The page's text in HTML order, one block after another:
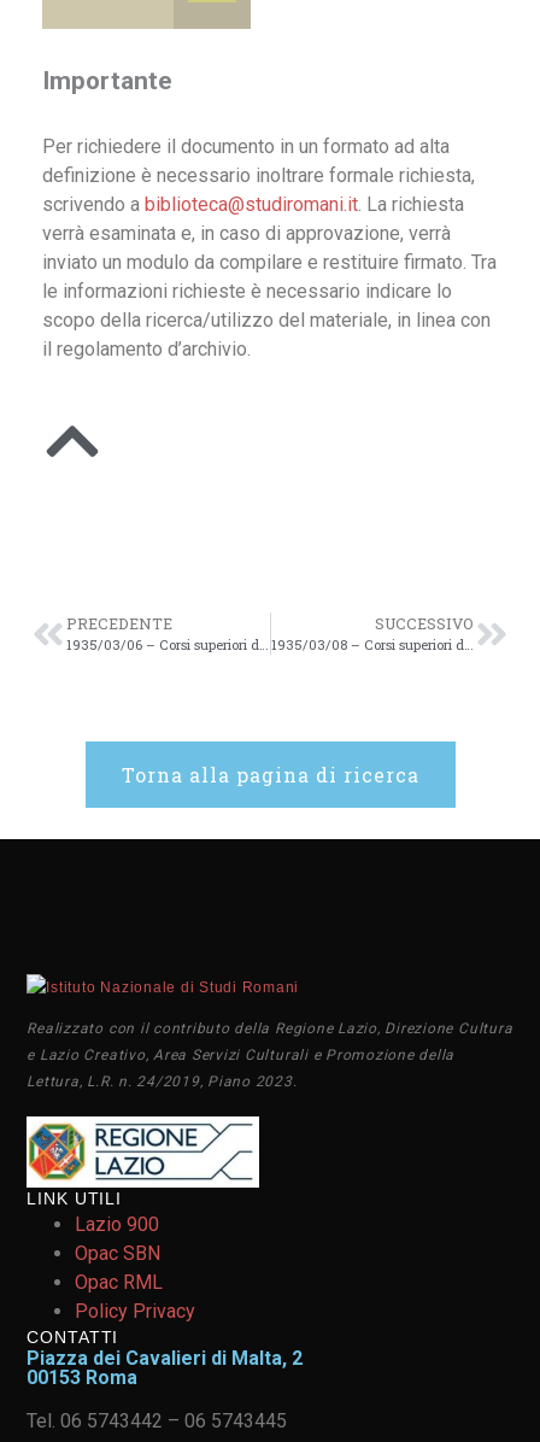
Importante
Per richiedere il documento in un formato ad alta
definizione è necessario inoltrare formale richiesta,
scrivendo a biblioteca@studiromani.it. La richiesta
verrà esaminata e, in caso di approvazione, verrà
inviato un modulo da compilare e restituire firmato. Tra
le informazioni richieste è necessario indicare lo
scopo della ricerca/utilizzo del materiale, in linea con
il regolamento d’archivio.
PRECEDENTE
1935/03/06 – Corsi superiori di Studi Romani – 24
SUCCESSIVO
1935/03/08 – Corsi superiori di Studi Romani – 26
Torna alla pagina di ricerca
Realizzato con il contributo della Regione Lazio, Direzione Cultura
e Lazio Creativo, Area Servizi Culturali e Promozione della
Lettura, L.R. n. 24/2019, Piano 2023.
LINK UTILI
Lazio 900
Opac SBN
Opac RML
Policy Privacy
CONTATTI
Piazza dei Cavalieri di Malta, 2
00153 Roma
Tel. 06 5743442 – 06 5743445